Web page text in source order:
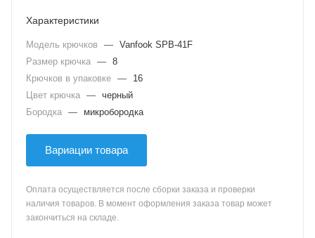
Характеристики
Модель крючков — Vanfook SPB-41F
Размер крючка — 8
Крючков в упаковке —
16
Цвет крючка — черный
Бородка — микробородка
Вариации товара
Оплата осуществляется после сборки заказа и проверки
наличия товаров. В момент оформления заказа товар может
закончиться на складе.